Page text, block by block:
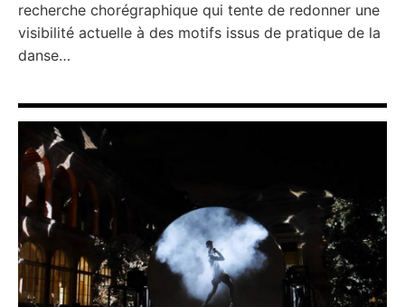
recherche chorégraphique qui tente de redonner une
visibilité actuelle à des motifs issus de pratique de la
danse…